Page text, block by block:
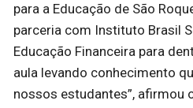
para a Educação de São
parceria com Instituto Brasil
Educação Financeira para
aula levando conhecimento
nossos estudantes”, afirmou